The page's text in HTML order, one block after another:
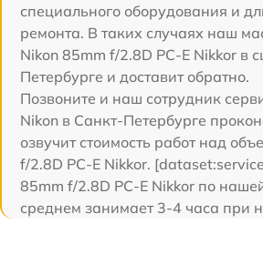
специального оборудования и
ремонта. В таких случаях наш
Nikon 85mm f/2.8D PC-E Nikkor в
Петербурге и доставит обратно.
Позвоните и наш сотрудник
Nikon в Санкт-Петербурге
озвучит стоимость работ над
f/2.8D PC-E Nikkor.
85mm f/2.8D PC-E Nikkor по
среднем занимает 3-4 часа при